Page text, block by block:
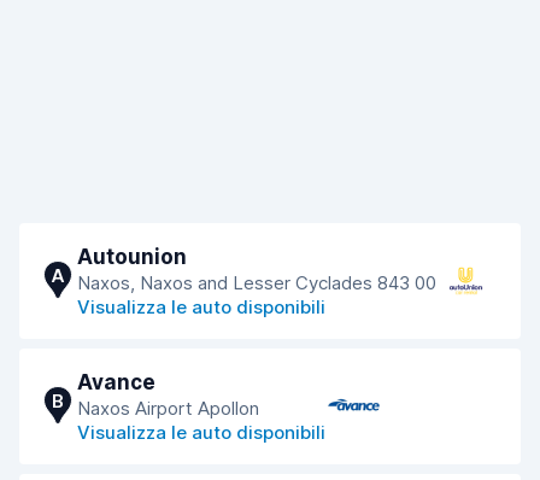
A
Autounion
Naxos, Naxos and Lesser Cyclades 843 00
Visualizza le auto disponibili
B
Avance
Naxos Airport Apollon
Visualizza le auto disponibili